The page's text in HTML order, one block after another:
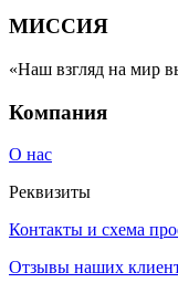
МИССИЯ
«Наш взгляд на мир
Компания
О нас
Реквизиты
Контакты и схема
Отзывы наших